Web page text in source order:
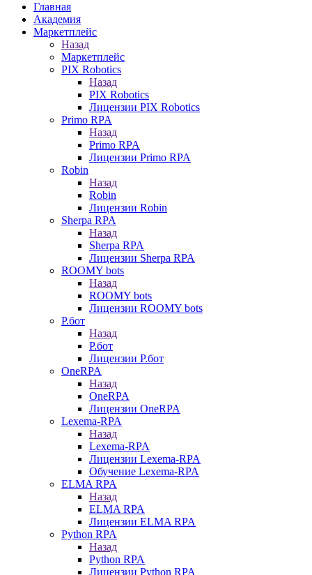
Главная
Академия
Маркетплейс
Назад
Маркетплейс
PIX Robotics
Назад
PIX Robotics
Лицензии PIX Robotics
Primo RPA
Назад
Primo RPA
Лицензии Primo RPA
Robin
Назад
Robin
Лицензии Robin
Sherpa RPA
Назад
Sherpa RPA
Лицензии Sherpa RPA
ROOMY bots
Назад
ROOMY bots
Лицензии ROOMY bots
Р.бот
Назад
Р.бот
Лицензии Р.бот
OneRPA
Назад
OneRPA
Лицензии OneRPA
Lexema-RPA
Назад
Lexema-RPA
Лицензии Lexema-RPA
Обучение Lexema-RPA
ELMA RPA
Назад
ELMA RPA
Лицензии ELMA RPA
Python RPA
Назад
Python RPA
Лицензии Python RPA